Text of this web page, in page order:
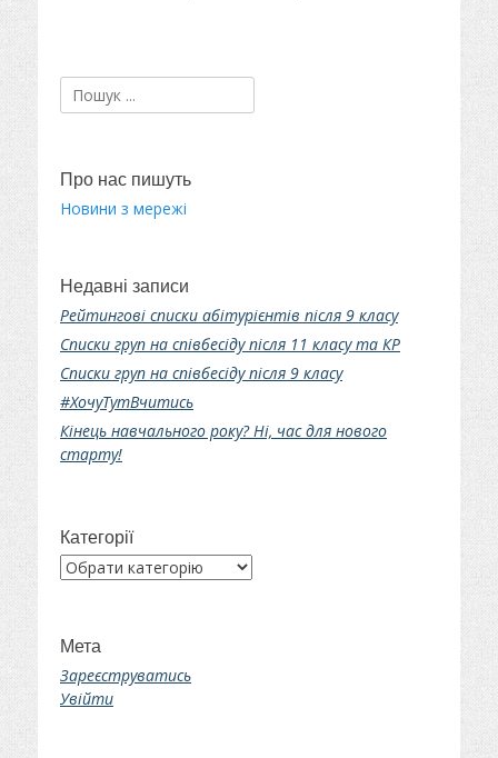
Пошук:
Про нас пишуть
Новини з мережі
Недавні записи
Рейтингові списки абітурієнтів після 9 класу
Списки груп на співбесіду після 11 класу та КР
Списки груп на співбесіду після 9 класу
#ХочуТутВчитись
Кінець навчального року? Ні, час для нового
старту!
Категорії
Категорії
Мета
Зареєструватись
Увійти